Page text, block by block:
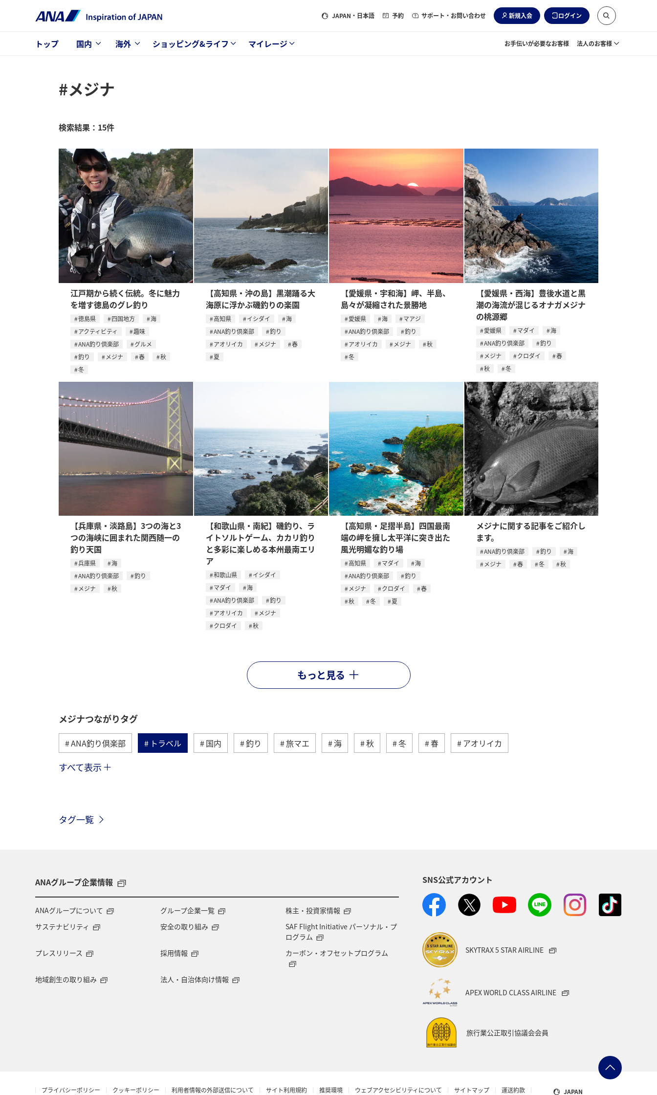
JAPAN ・日本語 予約 サポート・お問い合わせ 新規入会 ログイン
トップ 国内 海外 ショッピング&ライフ マイレージ お手伝いが必要なお客様 法人のお客様
#メジナ
検索結果：15件
江戸期から続く伝統。冬に魅力
を増す徳島のグレ釣り
徳島県 四国地方
海
アクティビティ
趣味
ANA釣り倶楽部
グルメ
釣り
メジナ 春
秋
冬
【高知県・沖の島】黒潮踊る大
海原に浮かぶ磯釣りの楽園
高知県 イシダイ
海
ANA釣り倶楽部
釣り
アオリイカ
メジナ
春
夏
【愛媛県・宇和海】岬、半島、
島々が凝縮された景勝地
愛媛県 海
マアジ
ANA釣り倶楽部
釣り
アオリイカ
メジナ
秋
冬
【愛媛県・西海】豊後水道と黒
潮の海流が混じるオナガメジナ
の桃源郷
愛媛県 マダイ
海
ANA釣り倶楽部
釣り
メジナ
クロダイ
春
秋
冬
【兵庫県・淡路島】3つの海と3
つの海峡に囲まれた関西随一の
釣り天国
兵庫県
海
ANA釣り倶楽部
釣り
メジナ
秋
【和歌山県・南紀】磯釣り、ラ
イトソルトゲーム、カカリ釣り
と多彩に楽しめる本州最南エリ
ア
和歌山県
イシダイ
マダイ
海
ANA釣り倶楽部
釣り
アオリイカ
メジナ
クロダイ
秋
【高知県・足摺半島】四国最南
端の岬を擁し太平洋に突き出た
風光明媚な釣り場
高知県 マダイ
海
ANA釣り倶楽部
釣り
メジナ
クロダイ
春
秋
冬 夏
メジナに関する記事をご紹介し
ます。
ANA釣り倶楽部 釣り
海
メジナ
春 冬 秋
もっと見る
メジナつながりタグ
ANA釣り倶楽部 トラベル 国内 釣り 旅マエ 海 秋 冬 春 アオリイカ
マダイ
スズキ
すべて表示
タグ一覧
ANAグループ企業情報
ANAグループについて グループ企業一覧
株主・投資家情報
サステナビリティ
安全の取り組み
SAF Flight Initiative パーソナル・プ
ログラム
プレスリリース
採用情報 カーボン・オフセットプログラム
地域創生の取り組み 法人・自治体向け情報
SNS公式アカウント
SKYTRAX 5 STAR AIRLINE
APEX WORLD CLASS AIRLINE
旅行業公正取引協議会会員
プライバシーポリシー クッキーポリシー 利用者情報の外部送信について サイト利用規約 推奨環境 ウェブアクセシビリティについて サイトマップ 運送約款 JAPAN